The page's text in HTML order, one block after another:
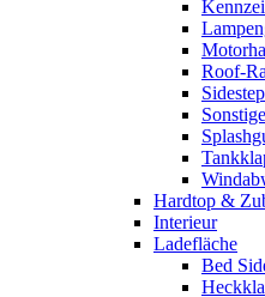
Roof-
Hardtop &
Interieur
Ladefläche
Bed